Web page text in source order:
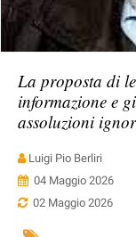
La proposta di
informazione e
assoluzioni
Luigi Pio Berliri
04 Maggio 2026
02 Maggio 2026